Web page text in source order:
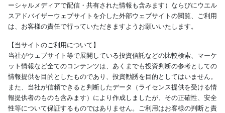
ーシャルメディアで配信・共有された情報も含みます）ならびにウエル
スアドバイザーウェブサイトを介した外部ウェブサイトの閲覧、ご利用
は、お客様の責任で行っていただきますようお願いいたします。
【当サイトのご利用について】
当社がウェブサイト等で展開している投資信託などの比較検索、マーケ
ット情報など全てのコンテンツは、あくまでも投資判断の参考としての
情報提供を目的としたものであり、投資勧誘を目的としてはいません。
また、当社が信頼できると判断したデータ（ライセンス提供を受ける情
報提供者のものも含みます）により作成しましたが、その正確性、安全
性等について保証するものではありません。ご利用はお客様の判断と責